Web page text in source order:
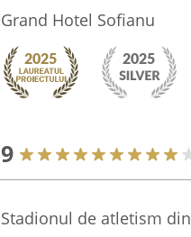
Grand Hotel Sofianu
9
Stadionul de atletism